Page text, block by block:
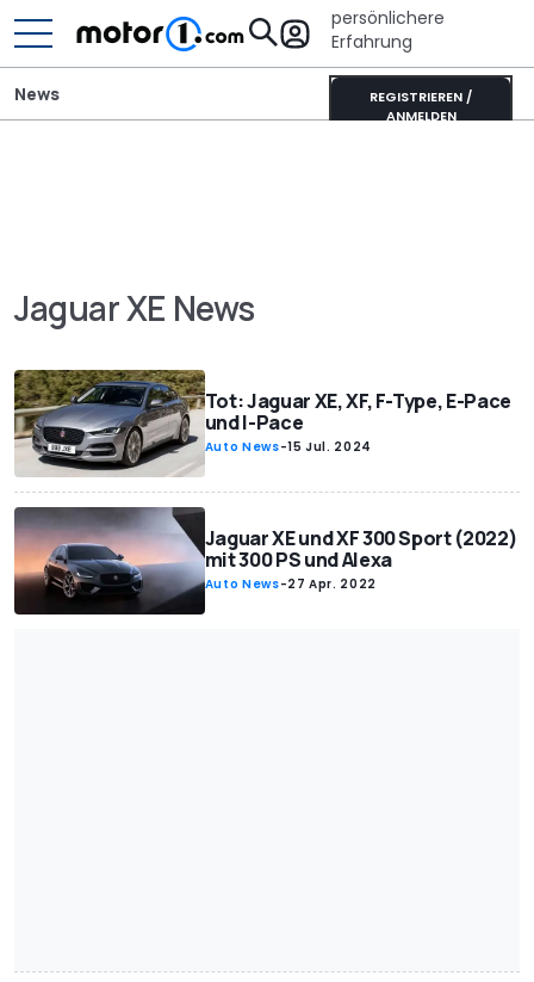
persönlichere
Erfahrung
REGISTRIEREN /
ANMELDEN
News
Jaguar XE News
Tot: Jaguar XE, XF, F-Type, E-Pace
und I-Pace
Auto News-15 Jul. 2024
Jaguar XE und XF 300 Sport (2022)
mit 300 PS und Alexa
Auto News-27 Apr. 2022